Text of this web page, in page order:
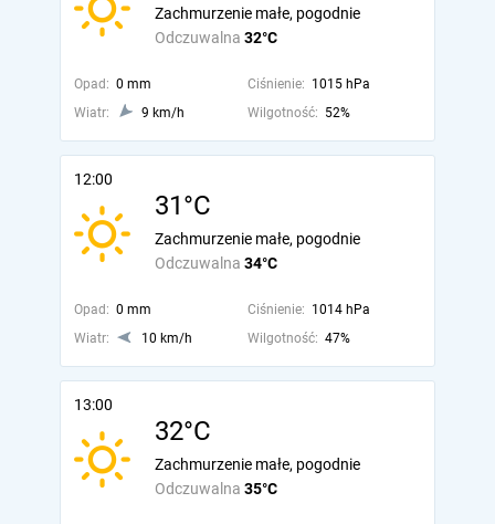
Odczuwalna 32°C
Zachmurzenie małe, pogodnie
Opad: 0 mm Ciśnienie: 1015 hPa
Wiatr:
9 km/h Wilgotność: 52%
12:00
31°C
Odczuwalna 34°C
Zachmurzenie małe, pogodnie
Opad: 0 mm Ciśnienie: 1014 hPa
Wiatr:
10 km/h Wilgotność: 47%
13:00
32°C
Odczuwalna 35°C
Zachmurzenie małe, pogodnie